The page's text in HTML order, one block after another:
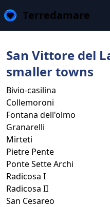
Terredamare
San Vittore del
smaller towns
Bivio-casilina
Collemoroni
Fontana dell'olmo
Granarelli
Mirteti
Pietre Pente
Ponte Sette Archi
Radicosa I
Radicosa II
San Cesareo